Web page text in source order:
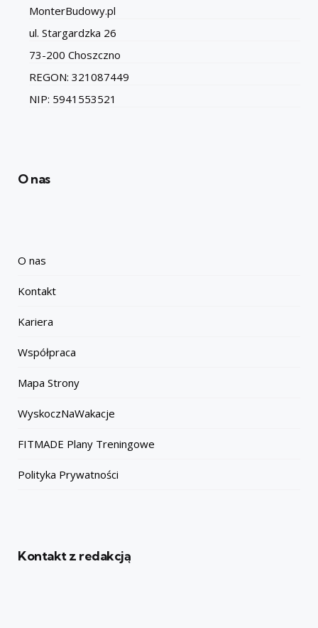
MonterBudowy.pl
ul. Stargardzka 26
73-200 Choszczno
REGON: 321087449
NIP: 5941553521
O nas
O nas
Kontakt
Kariera
Współpraca
Mapa Strony
WyskoczNaWakacje
FITMADE Plany Treningowe
Polityka Prywatności
Kontakt z redakcją